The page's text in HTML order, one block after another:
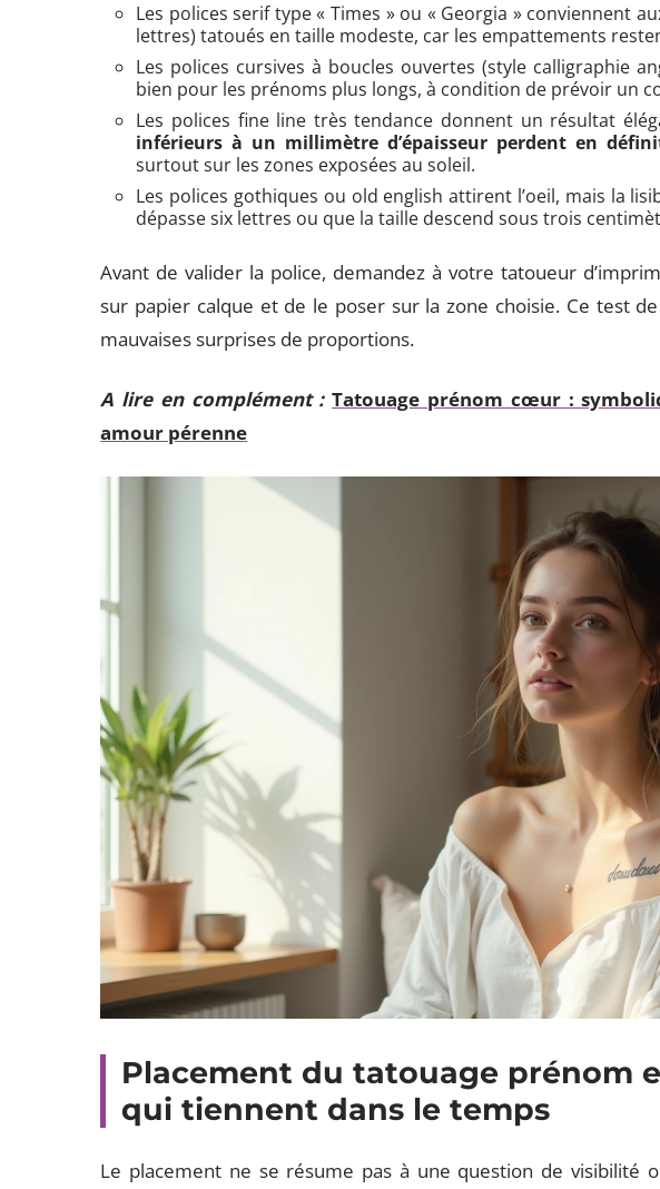
Les polices serif type « Times » ou « Georgia » conviennent
lettres) tatoués en taille modeste, car les empattements
Les polices cursives à boucles ouvertes (style calligraphie
bien pour les prénoms plus longs, à condition de prévoir un
Les polices fine line très tendance donnent un résultat
inférieurs à un millimètre d’épaisseur perdent en
surtout sur les zones exposées au soleil.
Les polices gothiques ou old english attirent l’oeil, mais la
dépasse six lettres ou que la taille descend sous trois
Avant de valider la police, demandez à votre tatoueur
sur papier calque et de le poser sur la zone choisie. Ce test
mauvaises surprises de proportions.
A lire en complément : Tatouage prénom cœur :
amour pérenne
Placement du tatouage prénom
qui tiennent dans le temps
Le placement ne se résume pas à une question de visibilité